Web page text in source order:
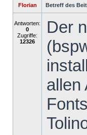
Florian Betreff des
Antworten:
0
Zugriffe:
12326
Der
allen